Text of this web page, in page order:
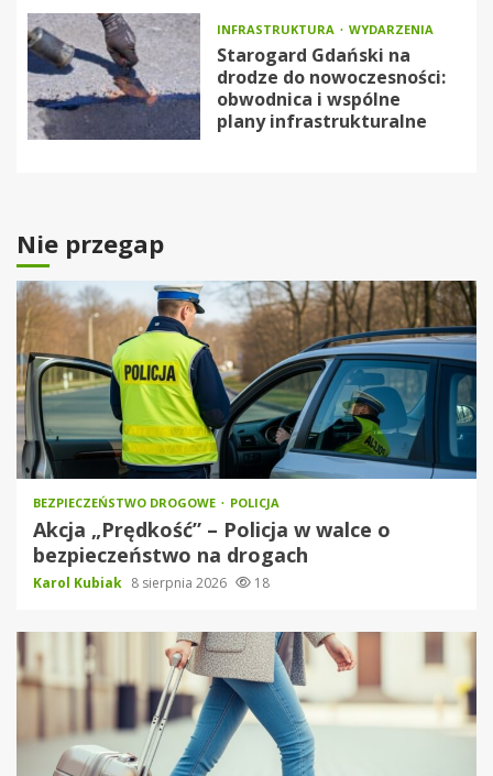
INFRASTRUKTURA WYDARZENIA
Starogard Gdański na
drodze do nowoczesności:
obwodnica i wspólne
plany infrastrukturalne
Nie przegap
BEZPIECZEŃSTWO DROGOWE POLICJA
Akcja „Prędkość” – Policja w walce o
bezpieczeństwo na drogach
Karol Kubiak 8 sierpnia 2026 18